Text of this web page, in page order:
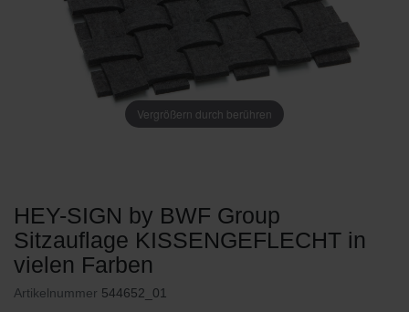
Vergrößern durch berühren
HEY-SIGN by BWF Group
Sitzauflage KISSENGEFLECHT in
vielen Farben
Artikelnummer 544652_01